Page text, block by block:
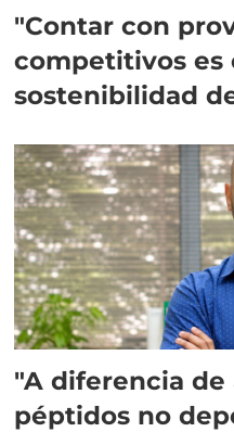
"Contar con
competitivos es
sostenibilidad
"A diferencia
péptidos no